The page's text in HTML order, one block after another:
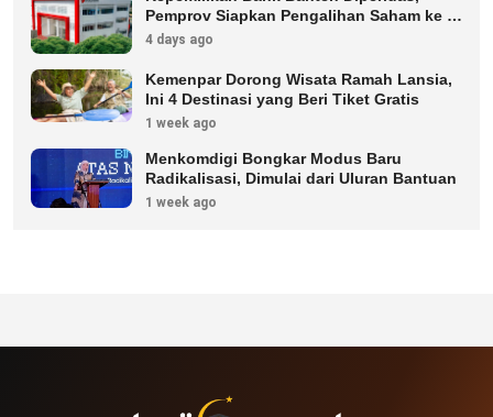
Pemprov Siapkan Pengalihan Saham ke 8
Pemda
4 days ago
Kemenpar Dorong Wisata Ramah Lansia,
Ini 4 Destinasi yang Beri Tiket Gratis
1 week ago
Menkomdigi Bongkar Modus Baru
Radikalisasi, Dimulai dari Uluran Bantuan
1 week ago